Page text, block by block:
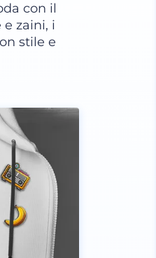
con il
zaini, i
stile e